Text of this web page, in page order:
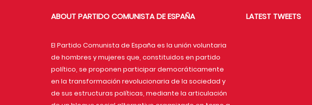
ABOUT PARTIDO COMUNISTA DE ESPAÑA
El Partido Comunista de España es la unión voluntaria
de hombres y mujeres que, constituidos en partido
político, se proponen participar democráticamente
en la transformación revolucionaria de la sociedad y
de sus estructuras políticas, mediante la articulación
LATEST TWEETS